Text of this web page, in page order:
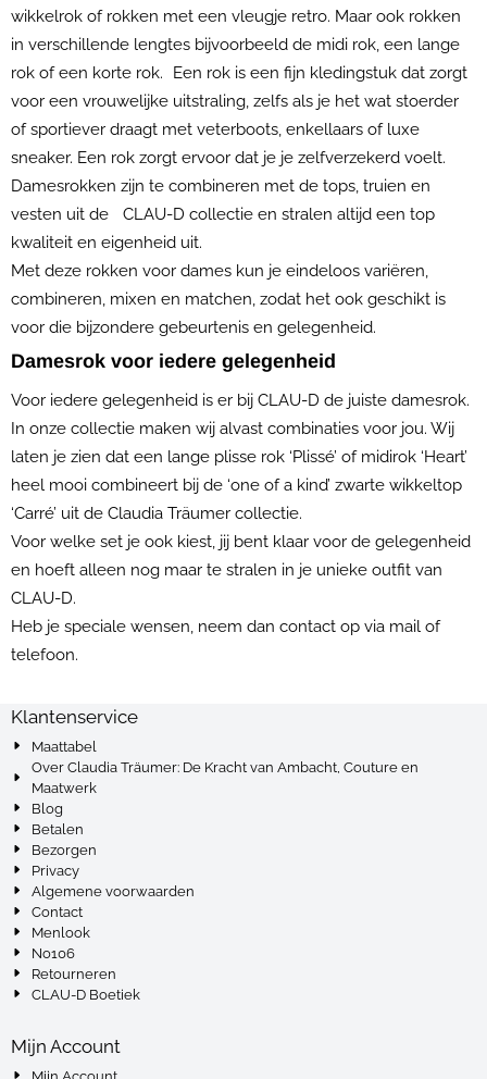
wikkelrok of rokken met een vleugje retro. Maar ook rokken
in verschillende lengtes bijvoorbeeld de midi rok, een lange
rok of een korte rok. Een rok is een fijn kledingstuk dat zorgt
voor een vrouwelijke uitstraling, zelfs als je het wat stoerder
of sportiever draagt met veterboots, enkellaars of luxe
sneaker. Een rok zorgt ervoor dat je je zelfverzekerd voelt.
Damesrokken zijn te combineren met de tops, truien en
vesten uit de CLAU-D collectie en stralen altijd een top
kwaliteit en eigenheid uit.
Met deze rokken voor dames kun je eindeloos variëren,
combineren, mixen en matchen, zodat het ook geschikt is
voor die bijzondere gebeurtenis en gelegenheid.
Damesrok voor iedere gelegenheid
Voor iedere gelegenheid is er bij CLAU-D de juiste damesrok.
In onze collectie maken wij alvast combinaties voor jou. Wij
laten je zien dat een lange plisse rok ‘Plissé’ of midirok ‘Heart’
heel mooi combineert bij de ‘one of a kind’ zwarte wikkeltop
‘Carré’ uit de Claudia Träumer collectie.
Voor welke set je ook kiest, jij bent klaar voor de gelegenheid
en hoeft alleen nog maar te stralen in je unieke outfit van
CLAU-D.
Heb je speciale wensen, neem dan contact op via mail of
telefoon.
Klantenservice
Maattabel
Over Claudia Träumer: De Kracht van Ambacht, Couture en
Maatwerk
Blog
Betalen
Bezorgen
Privacy
Algemene voorwaarden
Contact
Menlook
No106
Retourneren
CLAU-D Boetiek
Mijn Account